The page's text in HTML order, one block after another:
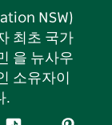
NSW)
최초 국가
을 뉴사우
소유자이
.